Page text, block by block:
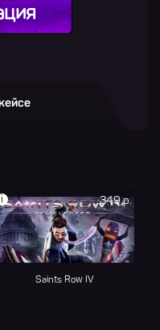
349 р.
i
Saints Row IV